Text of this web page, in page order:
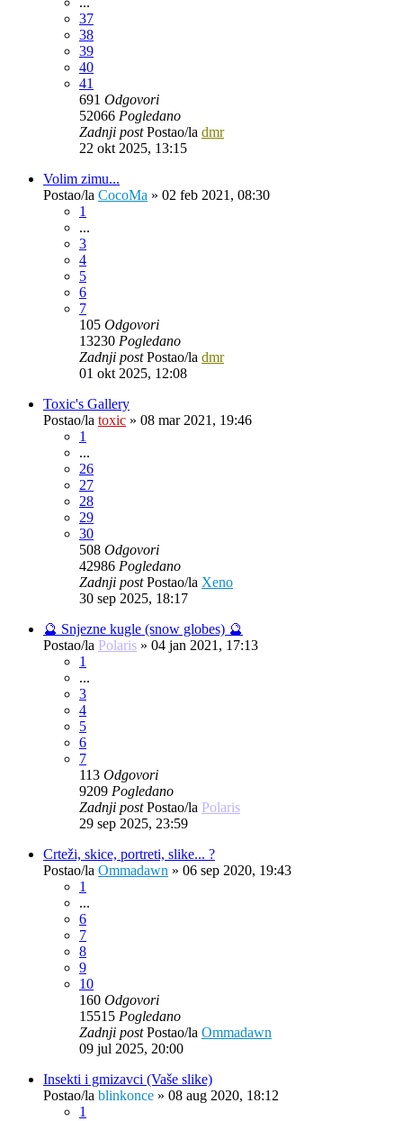
37
38
39
40
41
691 Odgovori
52066 Pogledano
Zadnji postPostao/la dmr
22 okt 2025, 13:15
Volim zimu...
Postao/la CocoMa » 02 feb 2021, 08:30
1
...
3
4
5
6
7
105 Odgovori
13230 Pogledano
Zadnji postPostao/la dmr
01 okt 2025, 12:08
Toxic's Gallery
Postao/la toxic » 08 mar 2021, 19:46
1
...
26
27
28
29
30
508 Odgovori
42986 Pogledano
Zadnji postPostao/la Xeno
30 sep 2025, 18:17
🔮 Snjezne kugle (snow globes) 🔮
Postao/la Polaris » 04 jan 2021, 17:13
1
...
3
4
5
6
7
113 Odgovori
9209 Pogledano
Zadnji postPostao/la Polaris
29 sep 2025, 23:59
Crteži, skice, portreti, slike... ?
Postao/la Ommadawn » 06 sep 2020, 19:43
1
...
6
7
8
9
10
160 Odgovori
15515 Pogledano
Zadnji postPostao/la Ommadawn
09 jul 2025, 20:00
Insekti i gmizavci (Vaše slike)
Postao/la blinkonce » 08 aug 2020, 18:12
1